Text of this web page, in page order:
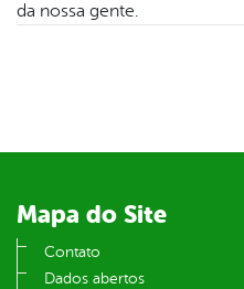
da nossa gente.
Mapa do Site
Contato
Dados abertos